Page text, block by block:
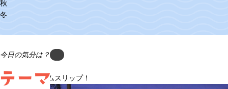
秋
冬
今日の気分は？
ーマ
Previous
の世界へタイムスリップ！